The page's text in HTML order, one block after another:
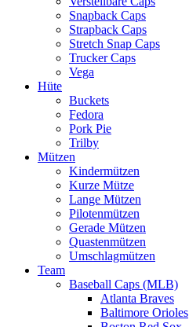
Snapback Caps
Strapback Caps
Stretch Snap Caps
Trucker Caps
Vega
Hüte
Buckets
Fedora
Pork Pie
Trilby
Mützen
Kindermützen
Kurze Mütze
Lange Mützen
Pilotenmützen
Gerade Mützen
Quastenmützen
Umschlagmützen
Team
Baseball Caps (MLB)
Atlanta Braves
Baltimore Orioles